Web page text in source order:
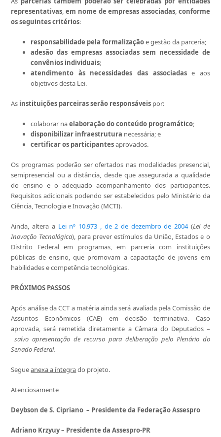
representativas,em nome de empresas associadas, conforme
os seguintes critérios:
responsabilidade pela formalizaçãoe gestão da parceria;
adesão das empresas associadas sem necessidade de
convênios individuais;
atendimento às necessidades das associadase aos
objetivos desta Lei.
As instituições parceiras serão responsáveis por:
colaborar naelaboração do conteúdo programático;
disponibilizar infraestrutura necessária; e
certificar os participantesaprovados.
Os programas poderão ser ofertados nas modalidades presencial,
semipresencial ou a distância, desde que assegurada a qualidade
do ensino e o adequado acompanhamento dos participantes.
Requisitos adicionais podendo ser estabelecidos pelo Ministério da
Ciência, Tecnologia e Inovação (MCTI).
Ainda, altera a Lei nº 10.973 , de 2 de dezembro de 2004(Lei de
Inovação Tecnológica), para prever estímulos da União, Estados e o
Distrito Federal em programas, em parceria com instituições
públicas de ensino, que promovam a capacitação de jovens em
habilidades e competência tecnológicas.
PRÓXIMOS PASSOS
Após análise da CCT a matéria ainda será avaliada pela Comissão de
Assuntos Econômicos (CAE) em decisão terminativa. Caso
aprovada, será remetida diretamente a Câmara do Deputados –
salvo apresentação de recurso para deliberação pelo Plenário do
Senado Federal.
Segueanexa a íntegrado projeto.
Atenciosamente
Deybson de S. Cipriano – Presidente da Federação Assespro
Adriano Krzyuy – Presidente da Assespro-PR